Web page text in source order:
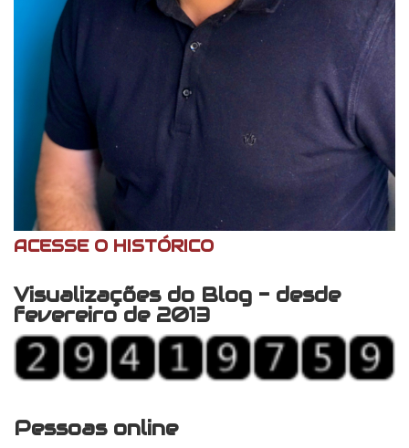
ACESSE O HISTÓRICO
Visualizações do Blog - desde
fevereiro de 2013
Pessoas online